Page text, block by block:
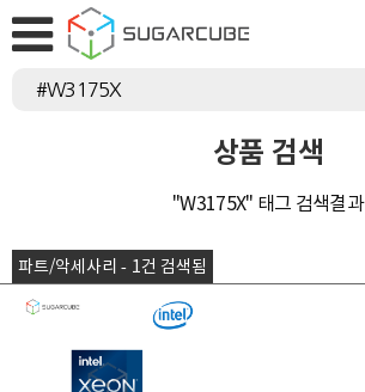
상품 검색
"W3175X" 태그 검색결과
파트/악세사리 - 1건 검색됨